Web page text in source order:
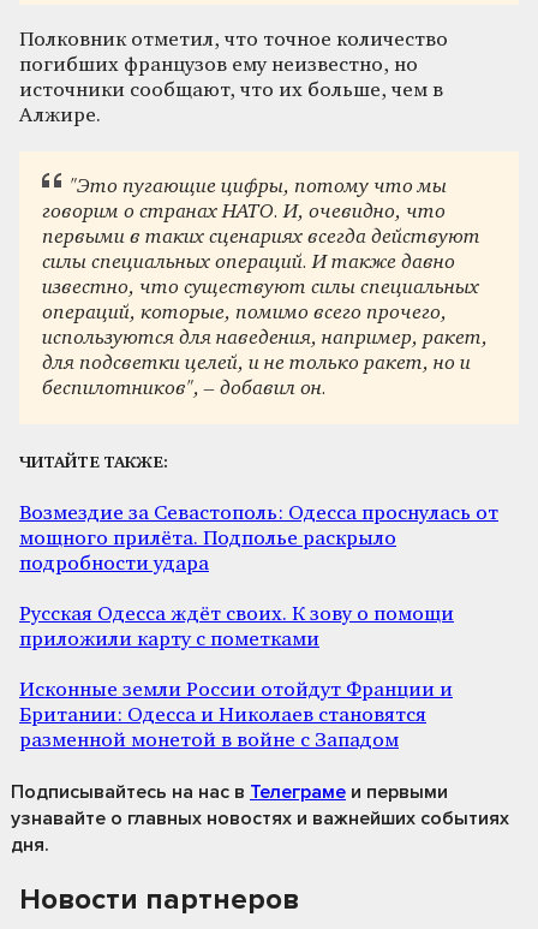
Полковник отметил, что точное количество
погибших французов ему неизвестно, но
источники сообщают, что их больше, чем в
Алжире.
"Это пугающие цифры, потому что мы
говорим о странах НАТО. И, очевидно, что
первыми в таких сценариях всегда действуют
силы специальных операций. И также давно
известно, что существуют силы специальных
операций, которые, помимо всего прочего,
используются для наведения, например, ракет,
для подсветки целей, и не только ракет, но и
беспилотников", – добавил он.
ЧИТАЙТЕ ТАКЖЕ:
Возмездие за Севастополь: Одесса проснулась от
мощного прилёта. Подполье раскрыло
подробности удара
Русская Одесса ждёт своих. К зову о помощи
приложили карту с пометками
Исконные земли России отойдут Франции и
Британии: Одесса и Николаев становятся
разменной монетой в войне с Западом
Подписывайтесь на нас в Телеграме и первыми
узнавайте о главных новостях и важнейших событиях
дня.
Новости партнеров